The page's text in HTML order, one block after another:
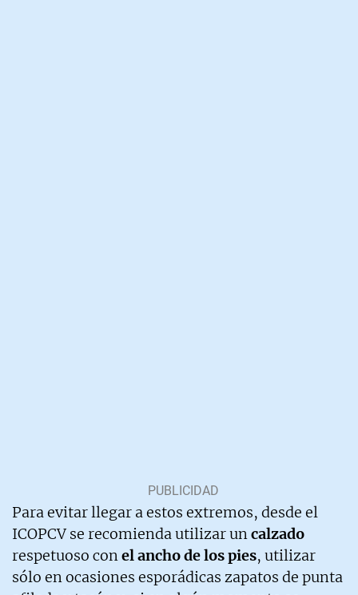
Para evitar llegar a estos extremos, desde el
ICOPCV se recomienda utilizar uncalzado
respetuoso conel ancho de los pies, utilizar
sólo en ocasiones esporádicas zapatos de punta